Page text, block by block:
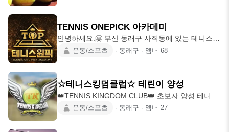
월 1일 입금) 게스트 참가비 : 1만원 (노쇼방지 위해
하루 전날까지 입금, 당일취소시 환불 불가) * 카카
오뱅크 3333-26-4166773 이종진(모임장) 🛍️ 준비
물 라켓, 운동복/테니스화 착용, 물
TENNIS ONEPICK 아카데미
안녕하세요.🤗 부산 동래구 사직동에 있는 테니스
원픽 아카데미 입니다. 테니스 입문자🎾 테린이 🎾
는 저희 아카데미에 방문해주시면 감사하겠습니다.
👍 테니스 원픽 방문 문의는 🔸️010-7663-0806🔹️레
슨 등록 문의 🔸️010-9094-2777🔹️무료 체험 문의 연
락주시면 감사하겠습니다.
운동/스포츠 ∙ 동래구 ∙ 멤버 68
☆테니스킹덤클럽☆ 테린이 양성
👑TENNIS KINGDOM CLUB👑 초보자 양성 테니스
클럽!!! 꼭!!활동하실분들만 가입하세요~^^ 우리클럽
운동/스포츠 ∙ 동래구 ∙ 멤버 27